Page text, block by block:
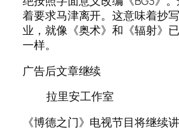
着要求马津离开。这意味着抄
业，就像《奥术》和《辐射》
一样。
广告后文章继续
拉里安工作室
《博德之门》电视节目将继续